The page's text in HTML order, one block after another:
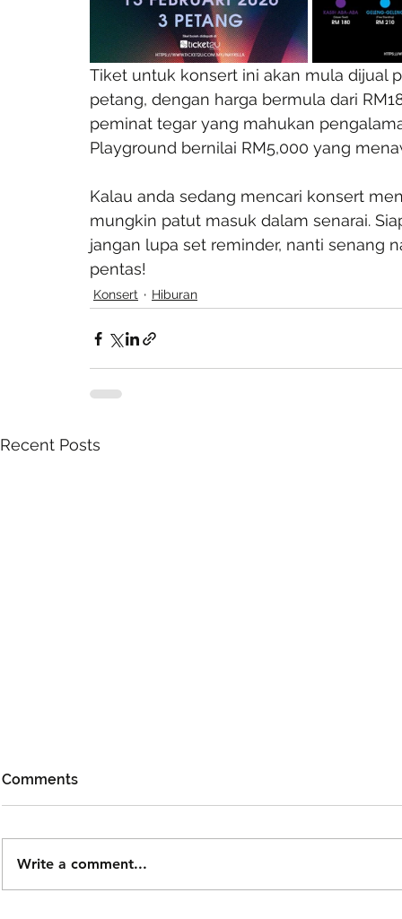
Tiket untuk konsert ini akan mula dijual
petang, dengan harga bermula dari
peminat tegar yang mahukan
Playground bernilai RM5,000 yang
Kalau anda sedang mencari konsert
mungkin patut masuk dalam senarai.
jangan lupa set reminder, nanti senang
pentas!
Konsert Hiburan
Recent Posts
Comments
Write a comment...